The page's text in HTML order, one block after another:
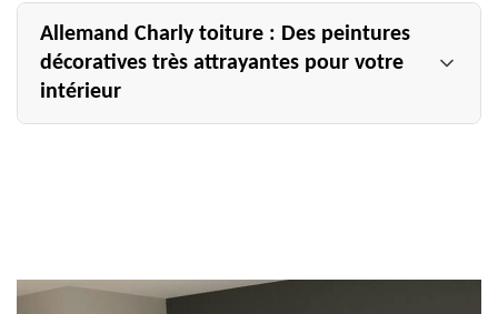
Allemand Charly toiture : Des peintures
décoratives très attrayantes pour votre
intérieur
personnalisation chacune de vos pièces : cuisine,